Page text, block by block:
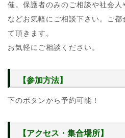
催。保護者のみのご相談や社会
などお気軽にご相談下さい。ご
て頂きます。
お気軽にご相談ください。
【参加方法】
下のボタンから予約可能！
【アクセス・集合場所】